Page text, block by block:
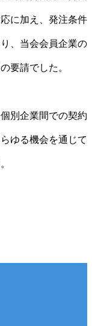
に加え、発注条件
、当会会員企業の
要請でした。
別企業間での契約
ゆる機会を通じて